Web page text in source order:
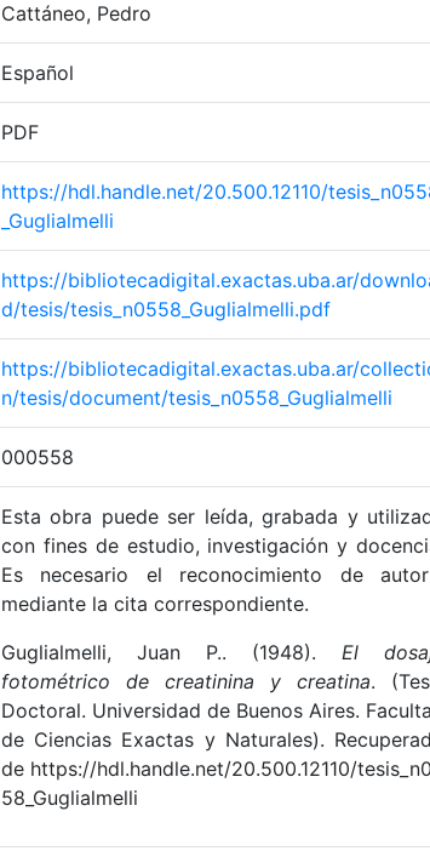
Cattáneo, Pedro
Español
PDF
https://hdl.handle.net/20.500.12110/
_Guglialmelli
https://bibliotecadigital.exactas.uba.ar/
d/tesis/tesis_n0558_Guglialmelli.pdf
https://bibliotecadigital.exactas.uba.ar/
n/tesis/document/tesis_n0558_Guglialmelli
000558
Esta obra puede ser leída, grabada y
con fines de estudio, investigación y
Es necesario el reconocimiento de
mediante la cita correspondiente.
Guglialmelli, Juan P.. (1948). El
fotométrico de creatinina y creatina.
Doctoral. Universidad de Buenos Aires.
de Ciencias Exactas y Naturales).
de https://hdl.handle.net/20.500.12110/
58_Guglialmelli